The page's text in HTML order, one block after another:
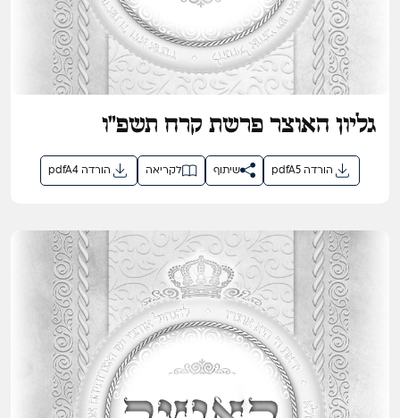
גליון האוצר פרשת קרח תשפ"ו
pdfA4 הורדה לקריאה שיתוף pdfA5 הורדה